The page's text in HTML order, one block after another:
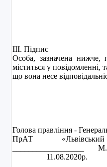
ІІІ. Підпис
Особа, зазначена нижче,
міститься у повідомленні,
що вона несе
Голова правління -
ПрАТ «Львівський
__________________ М.
11.08.2020р.